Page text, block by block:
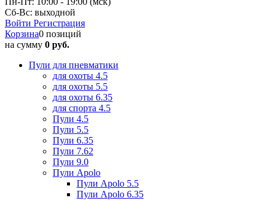
Сб-Вс: выходной
Войти Регистрация
Корзина0 позиций
на сумму 0 руб.
Пули для пневматики
для охоты 4.5
для охоты 5.5
для охоты 6.35
для спорта 4.5
Пули 4.5
Пули 5.5
Пули 6.35
Пули 7.62
Пули 9.0
Пули Apolo
Пули Apolo 5.5
Пули Apolo 6.35